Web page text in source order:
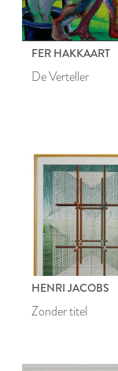
FER HAKKAART
De Verteller
HENRI JACOBS
Zonder titel